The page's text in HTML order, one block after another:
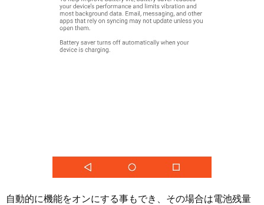
自動的に機能をオンにする事もでき、その場合は電池残量